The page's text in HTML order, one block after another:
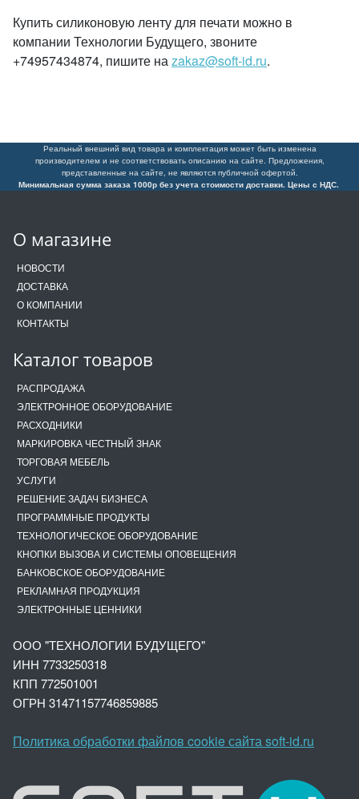
Купить силиконовую ленту для печати можно в
компании Технологии Будущего, звоните
+74957434874, пишите на zakaz@soft-id.ru.
Реальный внешний вид товара и комплектация может быть изменена
производителем и не соответствовать описанию на сайте. Предложения,
представленные на сайте, не являются публичной офертой.
Минимальная сумма заказа 1000р без учета стоимости доставки. Цены с НДС.
О магазине
НОВОСТИ
ДОСТАВКА
О КОМПАНИИ
КОНТАКТЫ
Каталог товаров
РАСПРОДАЖА
ЭЛЕКТРОННОЕ ОБОРУДОВАНИЕ
РАСХОДНИКИ
МАРКИРОВКА ЧЕСТНЫЙ ЗНАК
ТОРГОВАЯ МЕБЕЛЬ
УСЛУГИ
РЕШЕНИЕ ЗАДАЧ БИЗНЕСА
ПРОГРАММНЫЕ ПРОДУКТЫ
ТЕХНОЛОГИЧЕСКОЕ ОБОРУДОВАНИЕ
КНОПКИ ВЫЗОВА И СИСТЕМЫ ОПОВЕЩЕНИЯ
БАНКОВСКОЕ ОБОРУДОВАНИЕ
РЕКЛАМНАЯ ПРОДУКЦИЯ
ЭЛЕКТРОННЫЕ ЦЕННИКИ
ООО "ТЕХНОЛОГИИ БУДУЩЕГО"
ИНН 7733250318
КПП 772501001
ОГРН 31471157746859885
Политика обработки файлов cookie сайта soft-id.ru